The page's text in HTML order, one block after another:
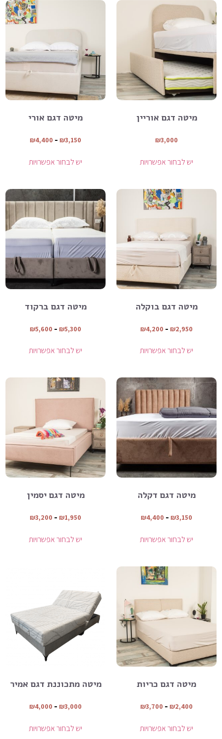
מיטה דגם אוריין
₪3,000
יש לבחור אפשרויות
מיטה דגם אורי
₪3,150
–
₪4,400
יש לבחור אפשרויות
מיטה דגם בוקלה
₪2,950
–
₪4,200
יש לבחור אפשרויות
מיטה דגם ברקוד
₪5,300
–
₪5,600
יש לבחור אפשרויות
מיטה דגם דקלה
₪3,150
–
₪4,400
יש לבחור אפשרויות
מיטה דגם יסמין
₪1,950
–
₪3,200
יש לבחור אפשרויות
מיטה דגם כריות
₪2,400
–
₪3,700
יש לבחור אפשרויות
מיטה מתכוננת דגם אמיר
₪3,000
–
₪4,000
יש לבחור אפשרויות